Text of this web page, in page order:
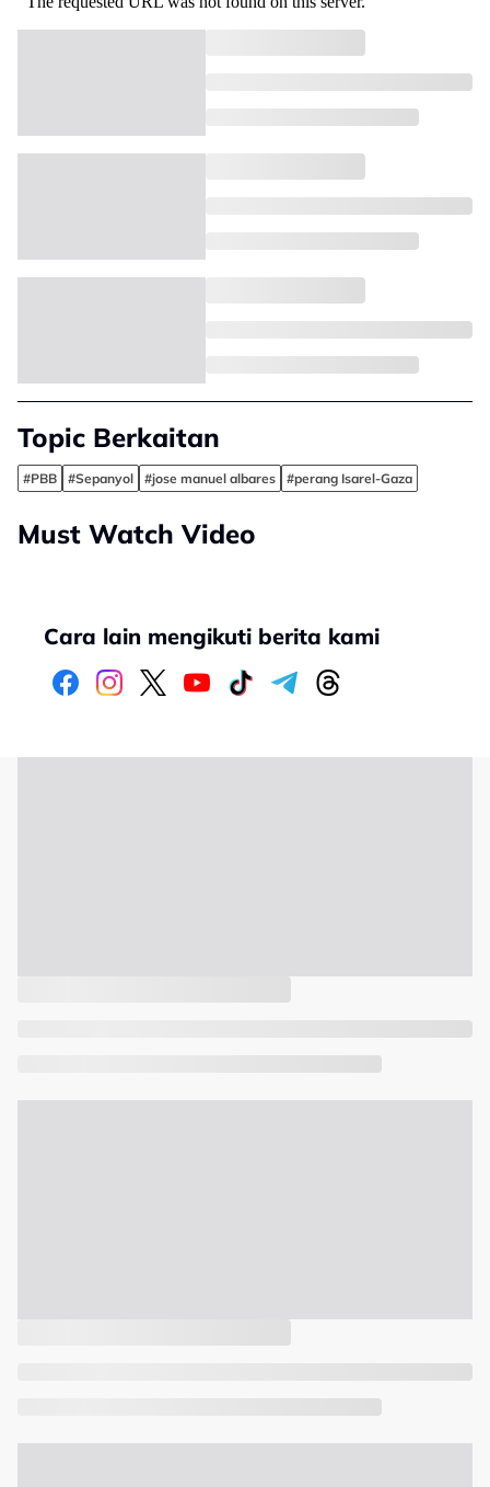
Topic Berkaitan
#PBB #Sepanyol #jose manuel albares #perang Isarel-Gaza
Must Watch Video
Cara lain mengikuti berita kami